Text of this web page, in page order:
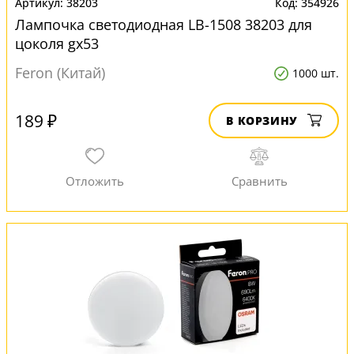
Лампочка светодиодная LB-1508 38203 для
цоколя gx53
Feron (Китай)
1000 шт.
189 ₽ В КОРЗИНУ